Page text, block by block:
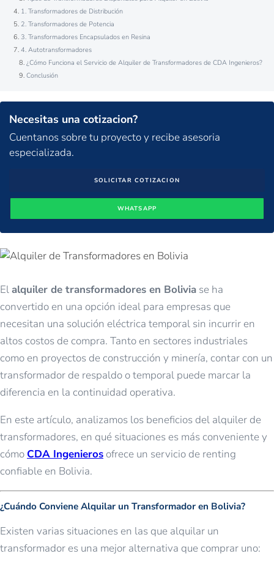
1. Transformadores de Distribución
2. Transformadores de Potencia
3. Transformadores Encapsulados en Resina
4. Autotransformadores
¿Cómo Funciona el Servicio de Alquiler de Transformadores de CDA Ingenieros?
Conclusión
Necesitas una cotizacion?
Cuentanos sobre tu proyecto y recibe asesoria
especializada.
SOLICITAR COTIZACION
WHATSAPP
Elalquiler de transformadores en Bolivia se ha
convertido en una opción ideal para empresas que
necesitan una solución eléctrica temporal sin incurrir en
altos costos de compra. Tanto en sectores industriales
como en proyectos de construcción y minería, contar con un
transformador de respaldo o temporal puede marcar la
diferencia en la continuidad operativa.
En este artículo, analizamos los beneficios del alquiler de
transformadores, en qué situaciones es más conveniente y
cómo CDA Ingenieros ofrece un servicio de renting
confiable en Bolivia.
¿Cuándo Conviene Alquilar un Transformador en Bolivia?
Existen varias situaciones en las que alquilar un
transformador es una mejor alternativa que comprar uno: